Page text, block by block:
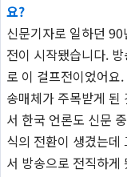
요?
신문기자로 일하던
전이 시작됐습니다.
로 이 걸프전이었어
송매체가 주목받게 된
서 한국 언론도 신문
식의 전환이 생겼는데
서 방송으로 전직하게